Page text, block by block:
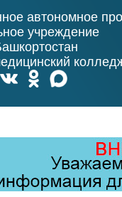
автономное
учреждение